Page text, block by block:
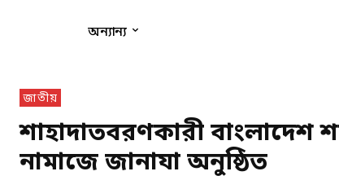
অন্যান্য
জাতীয়
শাহাদাতবরণকারী বাংলাদেশ
নামাজে জানাযা অনুষ্ঠিত